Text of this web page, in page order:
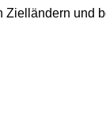
Zielländern und